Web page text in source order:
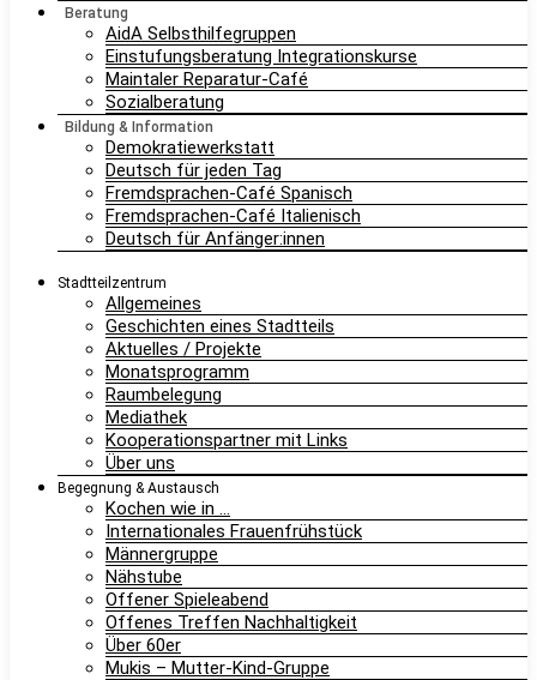
Beratung
AidA Selbsthilfegruppen
Einstufungsberatung Integrationskurse
Maintaler Reparatur-Café
Sozialberatung
Bildung & Information
Demokratiewerkstatt
Deutsch für jeden Tag
Fremdsprachen-Café Spanisch
Fremdsprachen-Café Italienisch
Deutsch für Anfänger:innen
Stadtteilzentrum
Allgemeines
Geschichten eines Stadtteils
Aktuelles / Projekte
Monatsprogramm
Raumbelegung
Mediathek
Kooperationspartner mit Links
Über uns
Begegnung & Austausch
Kochen wie in …
Internationales Frauenfrühstück
Männergruppe
Nähstube
Offener Spieleabend
Offenes Treffen Nachhaltigkeit
Über 60er
Mukis – Mutter-Kind-Gruppe